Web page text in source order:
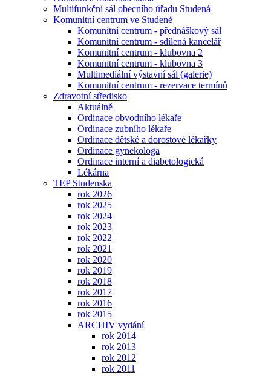
Multifunkční sál obecního úřadu Studená
Komunitní centrum ve Studené
Komunitní centrum - přednáškový sál
Komunitní centrum - sdílená kancelář
Komunitní centrum - klubovna 2
Komunitní centrum - klubovna 3
Multimediální výstavní sál (galerie)
Komunitní centrum - rezervace termínů
Zdravotní středisko
Aktuálně
Ordinace obvodního lékaře
Ordinace zubního lékaře
Ordinace dětské a dorostové lékařky
Ordinace gynekologa
Ordinace interní a diabetologická
Lékárna
TEP Studenska
rok 2026
rok 2025
rok 2024
rok 2023
rok 2022
rok 2021
rok 2020
rok 2019
rok 2018
rok 2017
rok 2016
rok 2015
ARCHIV vydání
rok 2014
rok 2013
rok 2012
rok 2011